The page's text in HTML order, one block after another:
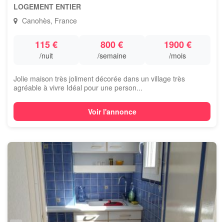
LOGEMENT ENTIER
Canohès, France
115 €
/nuit
800 €
/semaine
1900 €
/mois
Jolie maison très joliment décorée dans un village très
agréable à vivre Idéal pour une person...
Voir l'annonce